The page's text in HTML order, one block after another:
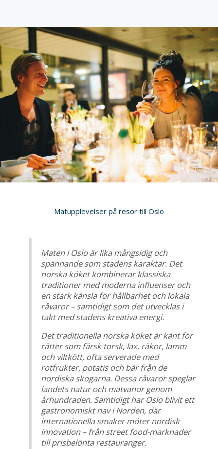
Matupplevelser på resor till Oslo
Maten i Oslo är lika mångsidig och
spännande som stadens karaktär. Det
norska köket kombinerar klassiska
traditioner med moderna influenser och
en stark känsla för hållbarhet och lokala
råvaror – samtidigt som det utvecklas i
takt med stadens kreativa energi.
Det traditionella norska köket är känt för
rätter som färsk torsk, lax, räkor, lamm
och viltkött, ofta serverade med
rotfrukter, potatis och bär från de
nordiska skogarna. Dessa råvaror speglar
landets natur och matvanor genom
århundraden. Samtidigt har Oslo blivit ett
gastronomiskt nav i Norden, där
internationella smaker möter nordisk
innovation – från street food-marknader
till prisbelönta restauranger.